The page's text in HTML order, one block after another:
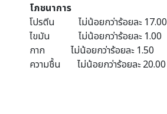
โภชนาการ
โปรตีน ไม่น้อยกว่าร้อยละ 17.00
ไขมัน ไม่น้อยกว่าร้อยละ 1.00
กาก ​ ​ไม่น้อยกว่าร้อยละ 1.50
ความชื้น ​ไม่น้อยกว่าร้อยละ 20.00